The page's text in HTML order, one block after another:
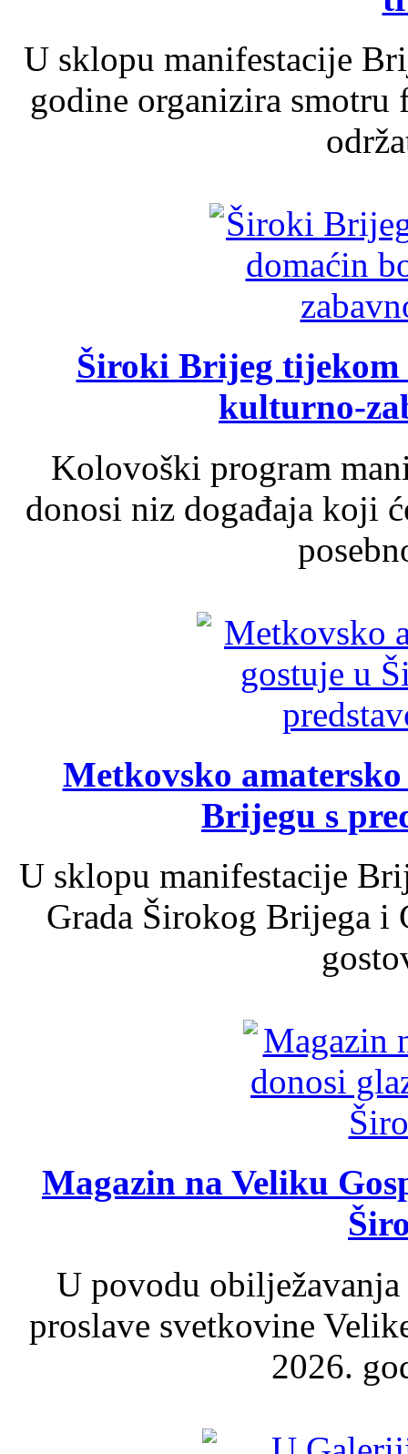
U sklopu manifestacije
godine organizira
Široki Brijeg tijekom
kulturno-
Kolovoški program
donosi niz događaja koji
Metkovsko
Brijegu s
U sklopu manifestacije
Grada Širokog Brijega
Magazin na Veliku
U povodu
proslave svetkovine
2026.